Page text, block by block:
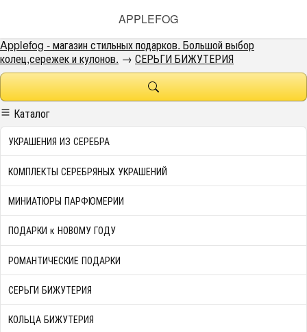
APPLEFOG
Applefog - магазин стильных подарков. Большой выбор
колец,сережек и кулонов. → СЕРЬГИ БИЖУТЕРИЯ
Каталог
УКРАШЕНИЯ ИЗ СЕРЕБРА
КОМПЛЕКТЫ СЕРЕБРЯНЫХ УКРАШЕНИЙ
МИНИАТЮРЫ ПАРФЮМЕРИИ
ПОДАРКИ к НОВОМУ ГОДУ
РОМАНТИЧЕСКИЕ ПОДАРКИ
СЕРЬГИ БИЖУТЕРИЯ
КОЛЬЦА БИЖУТЕРИЯ